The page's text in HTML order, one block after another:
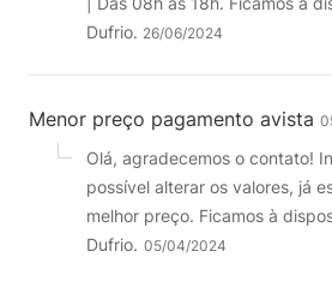
Dufrio. 26/06/2024
Menor preço pagamento avista
Olá, agradecemos o contato!
possível alterar os valores, já
melhor preço. Ficamos à
Dufrio. 05/04/2024